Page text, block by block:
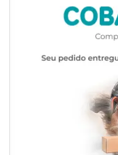
Mode de Usar
Aplicar no pelo seco e
Massagear de forma que o
Repetir as vezes
Não é necessário enxaguar.
Deixar a pelagem secar
Após a pelagem estar seca,